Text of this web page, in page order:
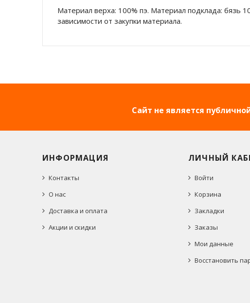
Материал верха: 100% пэ. Материал подклада: бязь
зависимости от закупки материала.
Сайт не является
ИНФОРМАЦИЯ
Контакты
О нас
Доставка и оплата
Акции и скидки
ЛИЧНЫЙ
Войти
Корзина
Закладки
Заказы
Мои данные
Восстановить